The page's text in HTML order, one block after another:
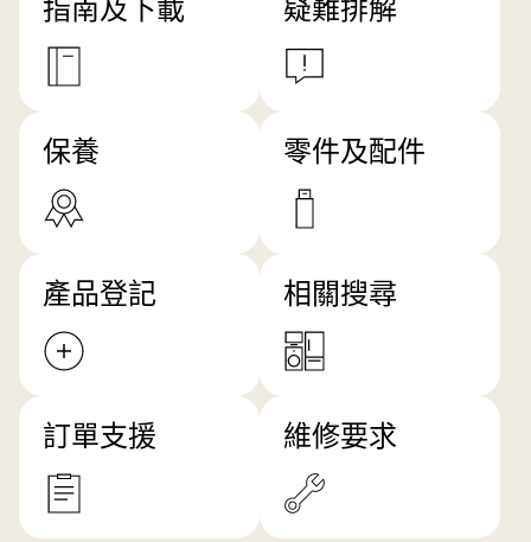
指南及下載 疑難排解
保養 零件及配件
產品登記 相關搜尋
訂單支援 維修要求